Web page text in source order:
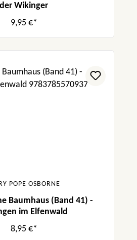
der Wikinger
9,95 €*
POPE OSBORNE
Baumhaus (Band 41) -
im Elfenwald
8,95 €*